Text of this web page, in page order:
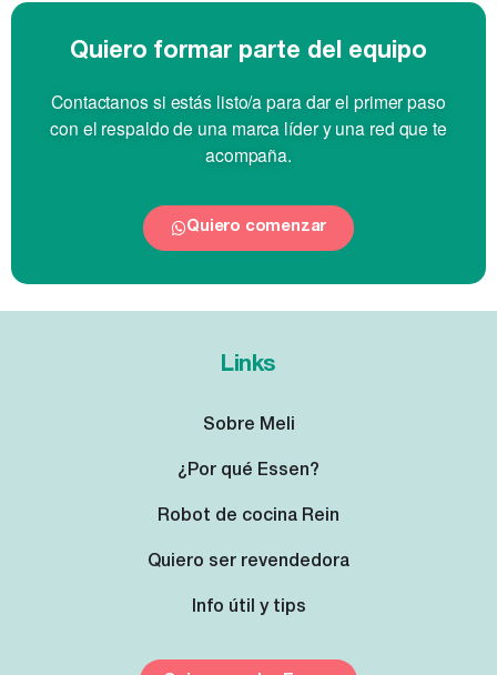
Quiero formar parte del equipo
Contactanos si estás listo/a para dar el primer paso
con el respaldo de una marca líder y una red que te
acompaña.
Quiero comenzar
Links
Sobre Meli
¿Por qué Essen?
Robot de cocina Rein
Quiero ser revendedora
Info útil y tips